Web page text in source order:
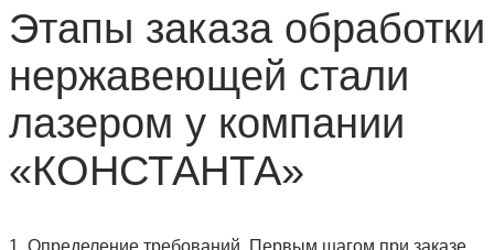
Этапы заказа обработки
нержавеющей стали
лазером у компании
«КОНСТАНТА»
1. Определение требований. Первым шагом при заказе